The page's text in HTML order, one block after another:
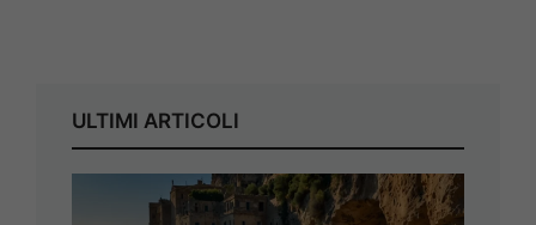
ULTIMI ARTICOLI